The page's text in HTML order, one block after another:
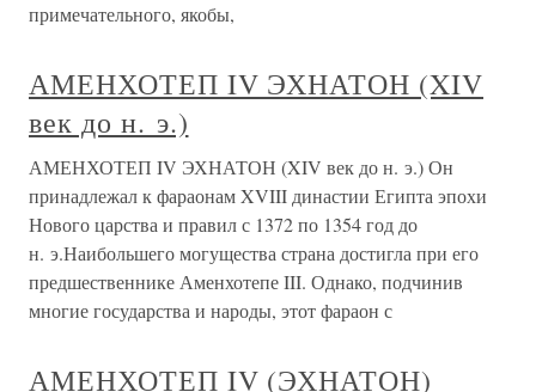
примечательного, якобы,
АМЕНХОТЕП IV ЭХНАТОН (XIV
век до н. э.)
АМЕНХОТЕП IV ЭХНАТОН (XIV век до н. э.) Он
принадлежал к фараонам XVIII династии Египта эпохи
Нового царства и правил с 1372 по 1354 год до
н. э.Наибольшего могущества страна достигла при его
предшественнике Аменхотепе III. Однако, подчинив
многие государства и народы, этот фараон с
АМЕНХОТЕП IV (ЭХНАТОН)